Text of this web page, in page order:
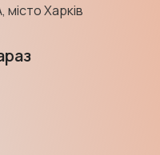
Харків